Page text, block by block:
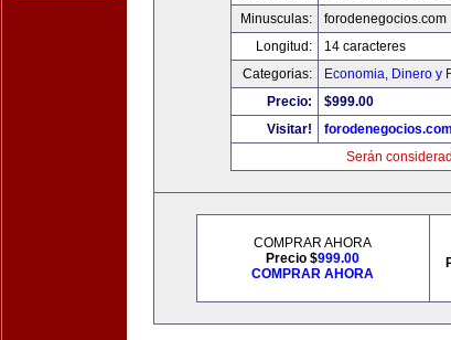
Minusculas:
forodenegocios.com
Longitud:
14 caracteres
Categorias:
Economia, Dinero y
Precio:
$999.00
Visitar!
forodenegocios.com
Serán
COMPRAR AHORA
Precio $999.00
COMPRAR AHORA